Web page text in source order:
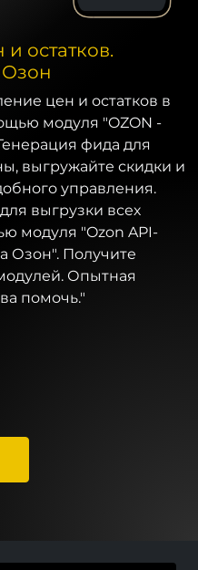
остатков.
цен и остатков в
модуля "OZON -
фида для
выгружайте скидки и
управления.
выгрузки всех
модуля "Ozon API-
Озон". Получите
Опытная
помочь."